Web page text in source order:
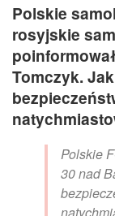
Polskie
rosyjskie
Tomczyk.
Polskie
30 nad